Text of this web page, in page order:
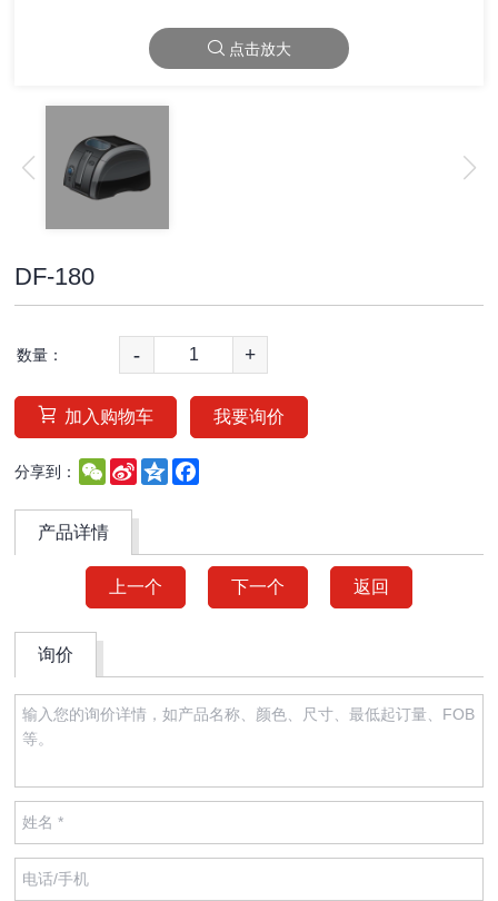
点击放大
DF-180
数量： - +
加入购物车 我要询价
分享到： WeChat
Sina
Weibo
Qzone
产品详情
上一个 下一个 返回
询价